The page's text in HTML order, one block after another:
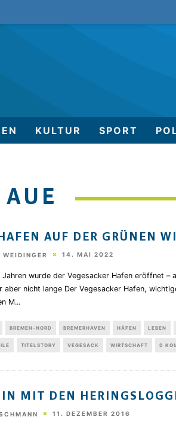
KULTUR SPORT
AUF DER GRÜNEN
14. MAI 2022
wurde der Vegesacker Hafen eröffnet –
aber nicht lange Der Vegesacker Hafen,
M...
BREMEN-NORD BREMERHAVEN HÄFEN LEBEN
TITELSTORY VEGESACK WIRTSCHAFT 0
MIT DEN
11. DEZEMBER 2016